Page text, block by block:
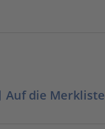
Auf die Merkliste